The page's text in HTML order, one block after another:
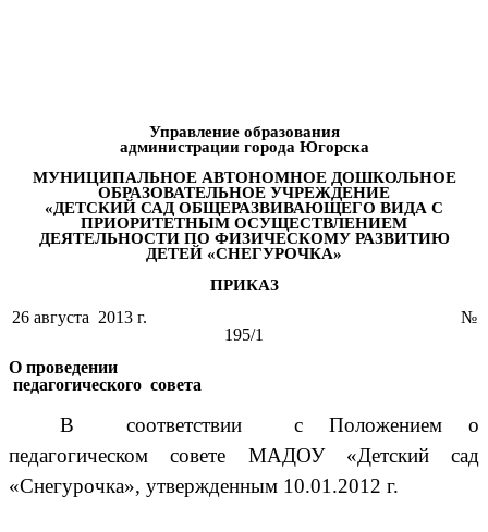
Управление образования
администрации города Югорска
МУНИЦИПАЛЬНОЕ АВТОНОМНОЕ ДОШКОЛЬНОЕ
ОБРАЗОВАТЕЛЬНОЕ УЧРЕЖДЕНИЕ
«ДЕТСКИЙ САД ОБЩЕРАЗВИВАЮЩЕГО ВИДА С
ПРИОРИТЕТНЫМ ОСУЩЕСТВЛЕНИЕМ
ДЕЯТЕЛЬНОСТИ ПО ФИЗИЧЕСКОМУ РАЗВИТИЮ
ДЕТЕЙ «СНЕГУРОЧКА»
ПРИКАЗ
26 августа 2013 г. №
195/1
О проведении
педагогического совета
В соответствии с Положением о
педагогическом совете МАДОУ «Детский сад
«Снегурочка», утвержденным 10.01.2012 г.